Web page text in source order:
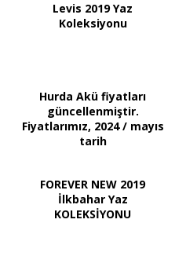
Levis 2019 Yaz
Koleksiyonu
Hurda Akü fiyatları
güncellenmiştir.
Fiyatlarımız, 2024 / mayıs
tarih
FOREVER NEW 2019
İlkbahar Yaz
KOLEKSİYONU